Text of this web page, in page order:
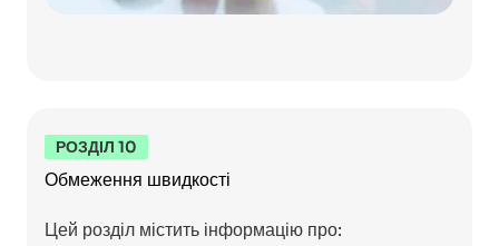
РОЗДІЛ 10
Обмеження швидкості
Цей розділ містить інформацію про: